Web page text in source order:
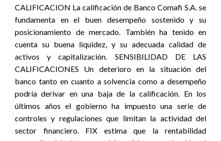
CALIFICACION La calificación de Banco Comafi S.A. se
fundamenta en el buen desempeño sostenido y su
posicionamiento de mercado. También ha tenido en
cuenta su buena liquidez, y su adecuada calidad de
activos y capitalización. SENSIBILIDAD DE LAS
CALIFICACIONES Un deterioro en la situación del
banco tanto en cuanto a solvencia como a desempeño
podría derivar en una baja de la calificación. En los
últimos años el gobierno ha impuesto una serie de
controles y regulaciones que limitan la actividad del
sector financiero. FIX estima que la rentabilidad